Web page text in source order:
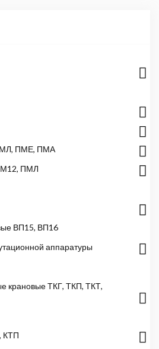
ПМЕ, ПМА
ПМЛ
ВП15, ВП16
аппаратуры
крановые ТКГ, ТКП, ТКТ,
КТП